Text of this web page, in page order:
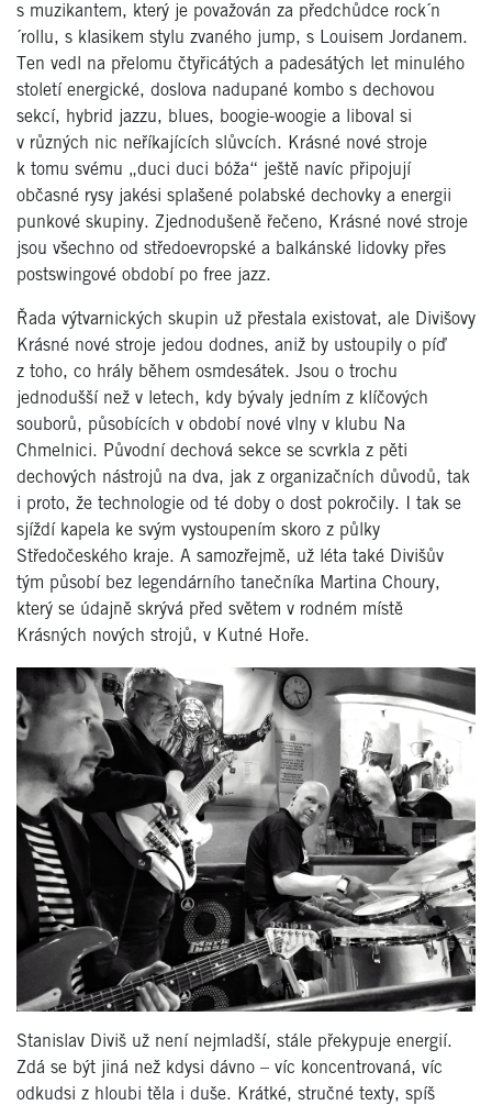
s muzikantem, který je považován za předchůdce rock´n
´rollu, s klasikem stylu zvaného jump, s Louisem Jordanem.
Ten vedl na přelomu čtyřicátých a padesátých let minulého
století energické, doslova nadupané kombo s dechovou
sekcí, hybrid jazzu, blues, boogie-woogie a liboval si
v různých nic neříkajících slůvcích. Krásné nové stroje
k tomu svému „duci duci bóža“ ještě navíc připojují
občasné rysy jakési splašené polabské dechovky a energii
punkové skupiny. Zjednodušeně řečeno, Krásné nové stroje
jsou všechno od středoevropské a balkánské lidovky přes
postswingové období po free jazz.
Řada výtvarnických skupin už přestala existovat, ale Divišovy
Krásné nové stroje jedou dodnes, aniž by ustoupily o píď
z toho, co hrály během osmdesátek. Jsou o trochu
jednodušší než v letech, kdy bývaly jedním z klíčových
souborů, působících v období nové vlny v klubu Na
Chmelnici. Původní dechová sekce se scvrkla z pěti
dechových nástrojů na dva, jak z organizačních důvodů, tak
i proto, že technologie od té doby o dost pokročily. I tak se
sjíždí kapela ke svým vystoupením skoro z půlky
Středočeského kraje. A samozřejmě, už léta také Divišův
tým působí bez legendárního tanečníka Martina Choury,
který se údajně skrývá před světem v rodném místě
Krásných nových strojů, v Kutné Hoře.
Stanislav Diviš už není nejmladší, stále překypuje energií.
Zdá se být jiná než kdysi dávno – víc koncentrovaná, víc
odkudsi z hloubi těla i duše. Krátké, stručné texty, spíš